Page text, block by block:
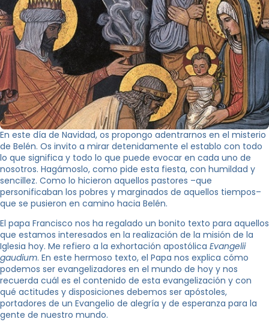
En este día de Navidad, os propongo adentrarnos en el misterio
de Belén. Os invito a mirar detenidamente el establo con todo
lo que significa y todo lo que puede evocar en cada uno de
nosotros. Hagámoslo, como pide esta fiesta, con humildad y
sencillez. Como lo hicieron aquellos pastores –que
personificaban los pobres y marginados de aquellos tiempos–
que se pusieron en camino hacia Belén.
El papa Francisco nos ha regalado un bonito texto para aquellos
que estamos interesados en la realización de la misión de la
Iglesia hoy. Me refiero a la exhortación apostólica Evangelii
gaudium. En este hermoso texto, el Papa nos explica cómo
podemos ser evangelizadores en el mundo de hoy y nos
recuerda cuál es el contenido de esta evangelización y con
qué actitudes y disposiciones debemos ser apóstoles,
portadores de un Evangelio de alegría y de esperanza para la
gente de nuestro mundo.